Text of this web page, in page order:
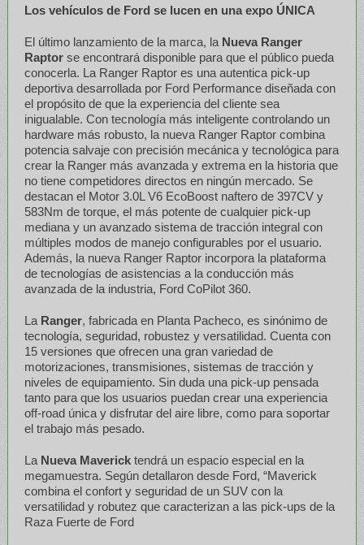
Los vehículos de Ford se lucen en una expo ÚNICA
El último lanzamiento de la marca, la Nueva Ranger
Raptorse encontrará disponible para que el público pueda
conocerla. La Ranger Raptor es una autentica pick-up
deportiva desarrollada por Ford Performance diseñada con
el propósito de que la experiencia del cliente sea
inigualable. Con tecnología más inteligente controlando un
hardware más robusto, la nueva Ranger Raptor combina
potencia salvaje con precisión mecánica y tecnológica para
crear la Ranger más avanzada y extrema en la historia que
no tiene competidores directos en ningún mercado. Se
destacan el Motor 3.0L V6 EcoBoost naftero de 397CV y
583Nm de torque, el más potente de cualquier pick-up
mediana y un avanzado sistema de tracción integral con
múltiples modos de manejo configurables por el usuario.
Además, la nueva Ranger Raptor incorpora la plataforma
de tecnologías de asistencias a la conducción más
avanzada de la industria, Ford CoPilot 360.
La Ranger, fabricada en Planta Pacheco, es sinónimo de
tecnología, seguridad, robustez y versatilidad. Cuenta con
15 versiones que ofrecen una gran variedad de
motorizaciones, transmisiones, sistemas de tracción y
niveles de equipamiento. Sin duda una pick-up pensada
tanto para que los usuarios puedan crear una experiencia
off-road única y disfrutar del aire libre, como para soportar
el trabajo más pesado.
La Nueva Mavericktendrá un espacio especial en la
megamuestra. Según detallaron desde Ford, “Maverick
combina el confort y seguridad de un SUV con la
versatilidad y robutez que caracterizan a las pick-ups de la
Raza Fuerte de Ford